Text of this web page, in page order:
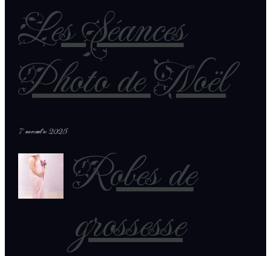
Les Séances
Photo de Noël
7 novembre 2025
Robes de
grossesse